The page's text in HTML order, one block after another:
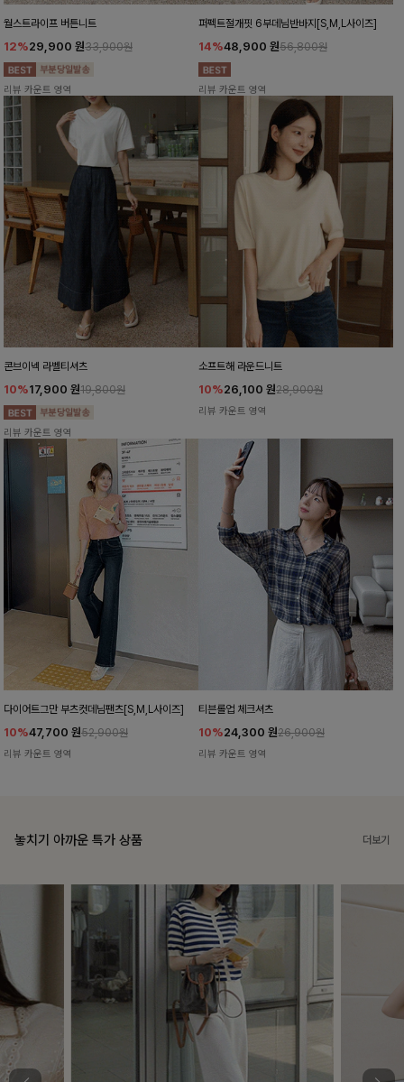
월스트라이프 버튼니트
12%29,900 원33,900원
리뷰 카운트 영역
퍼펙트절개핏 6부데님반바지[S,M,L사이즈]
14%48,900 원56,800원
리뷰 카운트 영역
콘브이넥 라벨티셔츠
10%17,900 원19,800원
리뷰 카운트 영역
소프트해 라운드니트
10%26,100 원28,900원
리뷰 카운트 영역
다이어트그만 부츠컷데님팬츠[S,M,L사이즈]
10%47,700 원52,900원
리뷰 카운트 영역
티븐롤업 체크셔츠
10%24,300 원26,900원
리뷰 카운트 영역
놓치기 아까운 특가 상품 더보기